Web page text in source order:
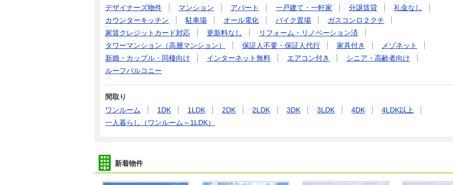
デザイナーズ物件
マンション アパート 一戸建て・一軒家 分譲賃貸
礼金なし
カウンターキッチン
駐車場 オール電化 バイク置場
ガスコンロ２クチ
家賃クレジットカード対応
更新料なし
リフォーム・リノベーション済
タワーマンション（高層マンション）
保証人不要・保証人代行 家具付き
メゾネット
新婚・カップル・同棲向け
インターネット無料 エアコン付き
シニア・高齢者向け
ルーフバルコニー
間取り
ワンルーム
1DK 1LDK 2DK 2LDK 3DK 3LDK 4DK
4LDK以上
一人暮らし（ワンルーム～1LDK）
新着物件